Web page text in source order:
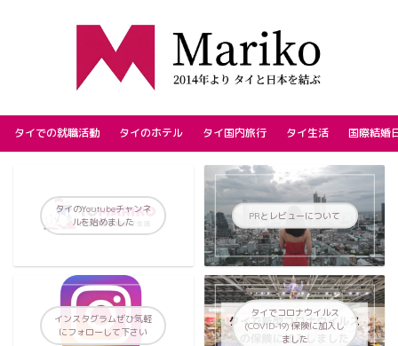
タイでの就職活動 タイのホテル タイ国内旅行 タイ生活 国際結婚
タイのYoutubeチャンネ
ルを始めました
PRとレビューについて
インスタグラムぜひ気軽
にフォローして下さい
タイでコロナウイルス
(COVID-19) 保険に加入し
ました